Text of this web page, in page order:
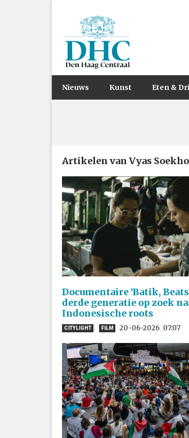
Nieuws Kunst Eten &
Artikelen van Vyas
Documentaire ‘Batik, Beats
derde generatie op zoek
Indonesische roots
CITYLIGHT FILM 20-06-2026 07:07